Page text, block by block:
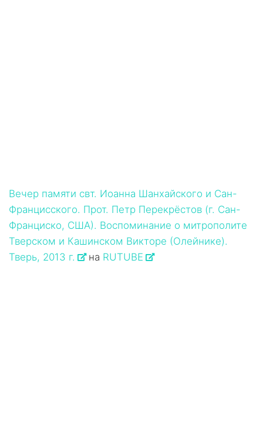
Вечер памяти свт. Иоанна Шанхайского и Сан-
Францисского. Прот. Петр Перекрёстов (г. Сан-
Франциско, США). Воспоминание о митрополите
Тверском и Кашинском Викторе (Олейнике).
Тверь, 2013 г.
на RUTUBE